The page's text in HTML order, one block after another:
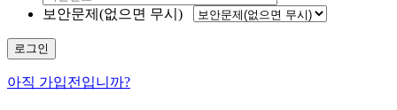
보안문제(없으면 무시)
로그인
아직 가입전입니까?